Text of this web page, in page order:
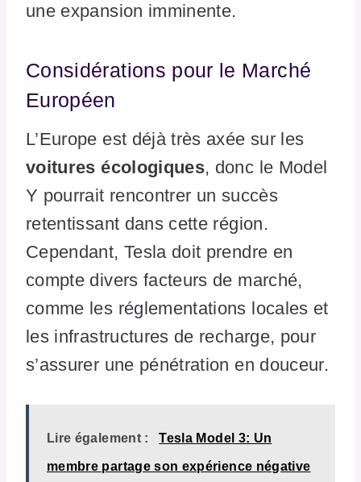
une expansion imminente.
Considérations pour le Marché
Européen
L’Europe est déjà très axée sur les
voitures écologiques, donc le Model
Y pourrait rencontrer un succès
retentissant dans cette région.
Cependant, Tesla doit prendre en
compte divers facteurs de marché,
comme les réglementations locales et
les infrastructures de recharge, pour
s’assurer une pénétration en douceur.
Lire également : Tesla Model 3: Un
membre partage son expérience négative